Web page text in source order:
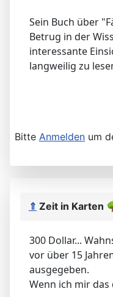
Sein Buch über
Betrug in der
interessante
langweilig zu
Bitte Anmelden um
⇑ Zeit in Karten
300 Dollar...
vor über 15
ausgegeben.
Wenn ich mir